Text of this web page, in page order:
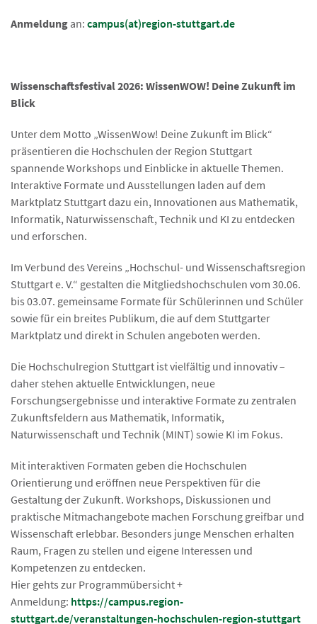
Anmeldung an: campus(at)region-stuttgart.de
Wissenschaftsfestival 2026: WissenWOW! Deine Zukunft im
Blick
Unter dem Motto „WissenWow! Deine Zukunft im Blick“
präsentieren die Hochschulen der Region Stuttgart
spannende Workshops und Einblicke in aktuelle Themen.
Interaktive Formate und Ausstellungen laden auf dem
Marktplatz Stuttgart dazu ein, Innovationen aus Mathematik,
Informatik, Naturwissenschaft, Technik und KI zu entdecken
und erforschen.
Im Verbund des Vereins „Hochschul- und Wissenschaftsregion
Stuttgart e. V.“ gestalten die Mitgliedshochschulen vom 30.06.
bis 03.07. gemeinsame Formate für Schülerinnen und Schüler
sowie für ein breites Publikum, die auf dem Stuttgarter
Marktplatz und direkt in Schulen angeboten werden.
Die Hochschulregion Stuttgart ist vielfältig und innovativ –
daher stehen aktuelle Entwicklungen, neue
Forschungsergebnisse und interaktive Formate zu zentralen
Zukunftsfeldern aus Mathematik, Informatik,
Naturwissenschaft und Technik (MINT) sowie KI im Fokus.
Mit interaktiven Formaten geben die Hochschulen
Orientierung und eröffnen neue Perspektiven für die
Gestaltung der Zukunft. Workshops, Diskussionen und
praktische Mitmachangebote machen Forschung greifbar und
Wissenschaft erlebbar. Besonders junge Menschen erhalten
Raum, Fragen zu stellen und eigene Interessen und
Kompetenzen zu entdecken.
Hier gehts zur Programmübersicht +
Anmeldung: https://campus.region-
stuttgart.de/veranstaltungen-hochschulen-region-stuttgart